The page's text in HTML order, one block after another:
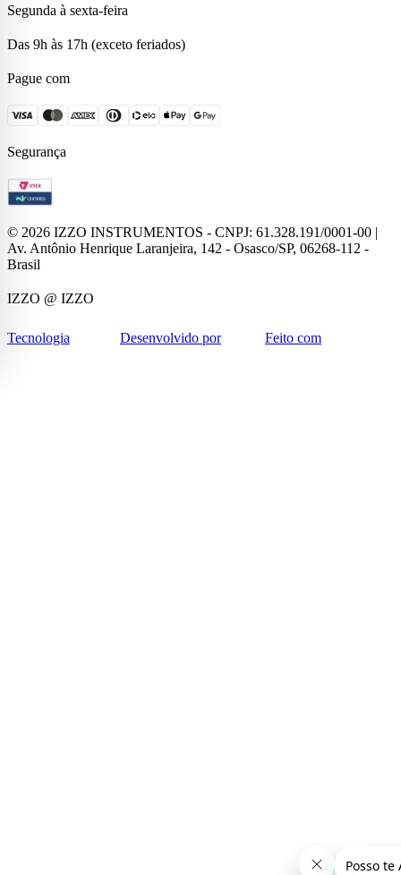
Segunda à sexta-feira
Das 9h às 17h (exceto feriados)
Pague com
Segurança
© 2026 IZZO INSTRUMENTOS - CNPJ: 61.328.191/0001-00 |
Av. Antônio Henrique Laranjeira, 142 - Osasco/SP, 06268-112 -
Brasil
IZZO @ IZZO
Tecnologia Desenvolvido por Feito com